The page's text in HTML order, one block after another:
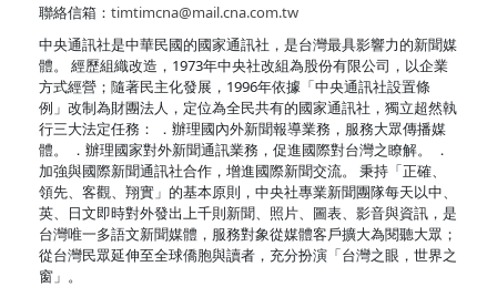
聯絡信箱： timtimcna@mail.cna.com.tw
中央通訊社是中華民國的國家通訊社，是台灣最具影響力的新聞媒
體。 經歷組織改造，1973年中央社改組為股份有限公司，以企業
方式經營；隨著民主化發展，1996年依據「中央通訊社設置條
例」改制為財團法人，定位為全民共有的國家通訊社，獨立超然執
行三大法定任務： ．辦理國內外新聞報導業務，服務大眾傳播媒
體。 ．辦理國家對外新聞通訊業務，促進國際對台灣之瞭解。 ．
加強與國際新聞通訊社合作，增進國際新聞交流。 秉持「正確、
領先、客觀、翔實」的基本原則，中央社專業新聞團隊每天以中、
英、日文即時對外發出上千則新聞、照片、圖表、影音與資訊，是
台灣唯一多語文新聞媒體，服務對象從媒體客戶擴大為閱聽大眾；
從台灣民眾延伸至全球僑胞與讀者，充分扮演「台灣之眼，世界之
窗」。